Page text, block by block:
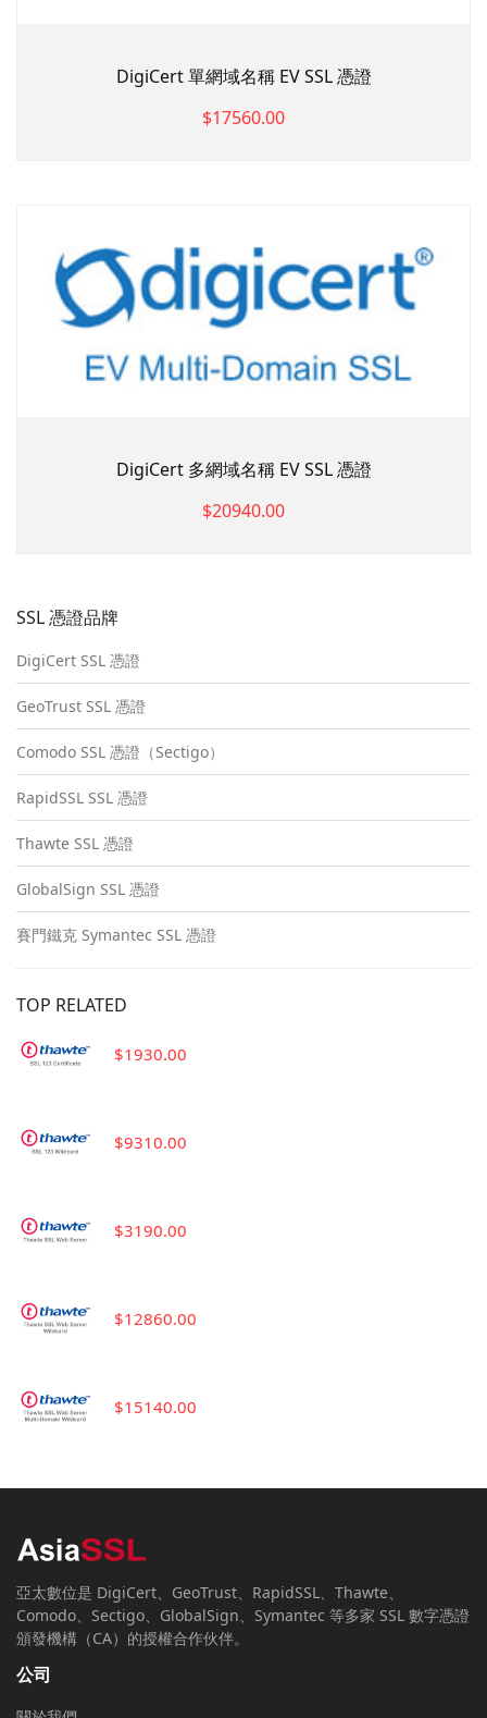
DigiCert 單網域名稱 EV SSL 憑證
$17560.00
DigiCert 多網域名稱 EV SSL 憑證
$20940.00
SSL 憑證品牌
DigiCert SSL 憑證
GeoTrust SSL 憑證
Comodo SSL 憑證（Sectigo）
RapidSSL SSL 憑證
Thawte SSL 憑證
GlobalSign SSL 憑證
賽門鐵克 Symantec SSL 憑證
TOP RELATED
$1930.00
$9310.00
$3190.00
$12860.00
$15140.00
亞太數位是 DigiCert、GeoTrust、RapidSSL、Thawte、
Comodo、Sectigo、GlobalSign、Symantec 等多家 SSL 數字憑證
頒發機構（CA）的授權合作伙伴。
公司